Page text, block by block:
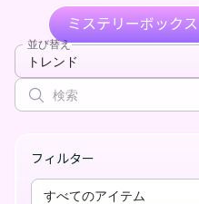
ミステリーボックス
並び替え
トレンド
フィルター
すべてのアイテム